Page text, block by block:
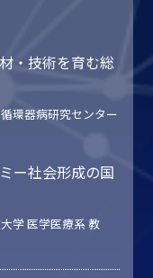
・技術を育む総
環器病研究センター
ー社会形成の国
学 医学医療系 教